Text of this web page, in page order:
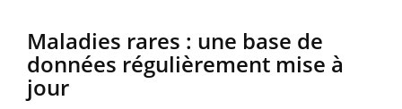
Maladies rares : une base de
données régulièrement mise à
jour